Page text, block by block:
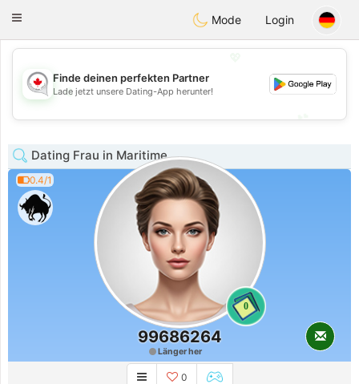
CANADIANchat
Toggle
Mode Login
💖
💕
Finde deinen perfekten Partner
Lade jetzt unsere Dating-App herunter!
Dating Frau in Maritime
0.4/1
0
99686264
Länger her
0